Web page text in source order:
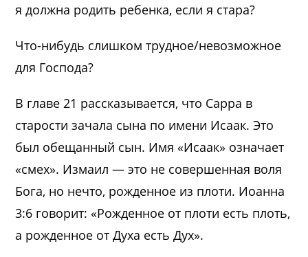
я должна родить ребенка, если я стара?
Что-нибудь слишком трудное/невозможное
для Господа?
В главе 21 рассказывается, что Сарра в
старости зачала сына по имени Исаак. Это
был обещанный сын. Имя «Исаак» означает
«смех». Измаил — это не совершенная воля
Бога, но нечто, рожденное из плоти. Иоанна
3:6 говорит: «Рожденное от плоти есть плоть,
а рожденное от Духа есть Дух».